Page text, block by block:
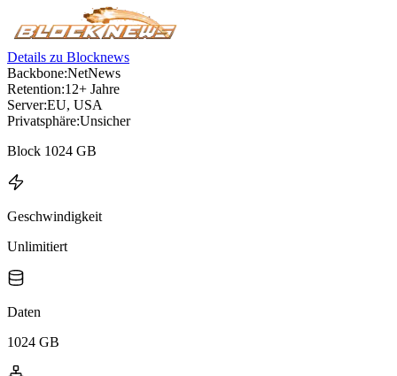
Details zu Blocknews
Backbone:NetNews
Retention:12+ Jahre
Server:EU, USA
Privatsphäre:Unsicher
Block 1024 GB
Geschwindigkeit
Unlimitiert
Daten
1024 GB